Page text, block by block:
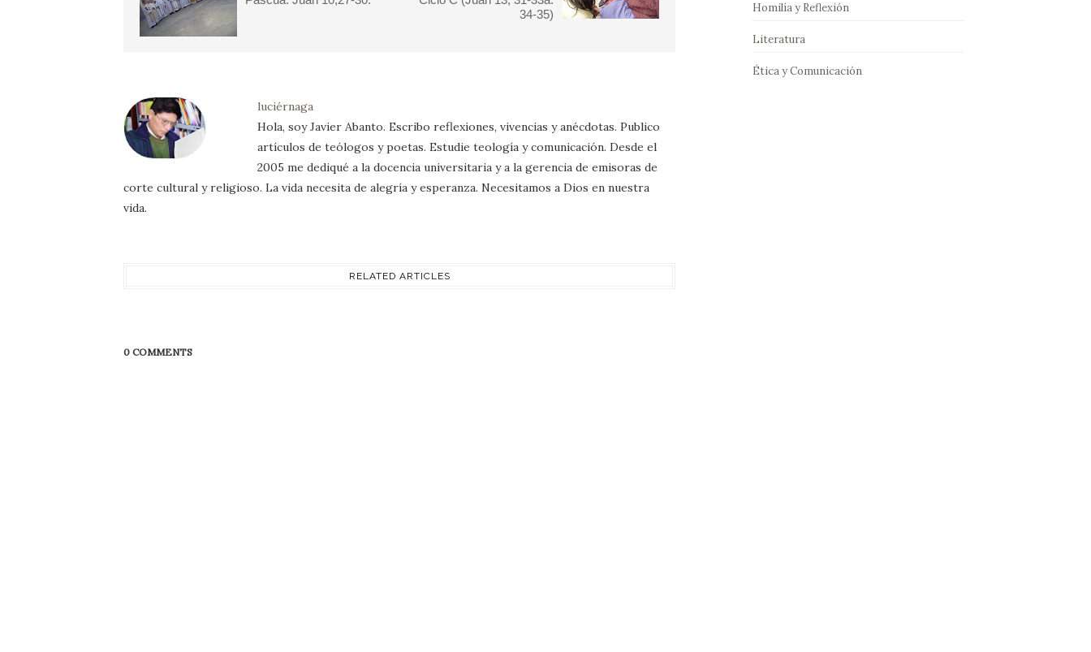
34-35)
luciérnaga
Hola, soy Javier Abanto. Escribo reflexiones, vivencias y anécdotas. Publico
artículos de teólogos y poetas. Estudie teología y comunicación. Desde el
2005 me dediqué a la docencia universitaria y a la gerencia de emisoras de
corte cultural y religioso. La vida necesita de alegría y esperanza. Necesitamos a Dios en nuestra
vida.
RELATED ARTICLES
0 COMMENTS
Homilía y Reflexión
Literatura
Ética y Comunicación